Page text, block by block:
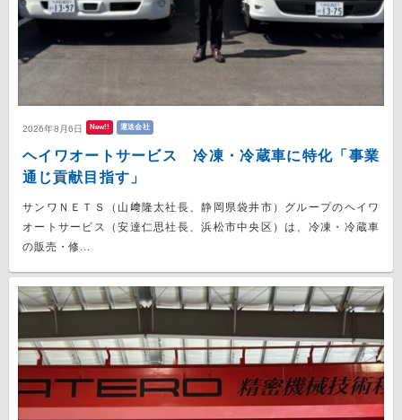
2026年8月6日 New!! 運送会社
ヘイワオートサービス 冷凍・冷蔵車に特化「事業
通じ貢献目指す」
サンワＮＥＴＳ（山﨑隆太社長、静岡県袋井市）グループのヘイワ
オートサービス（安達仁思社長、浜松市中央区）は、冷凍・冷蔵車
の販売・修...